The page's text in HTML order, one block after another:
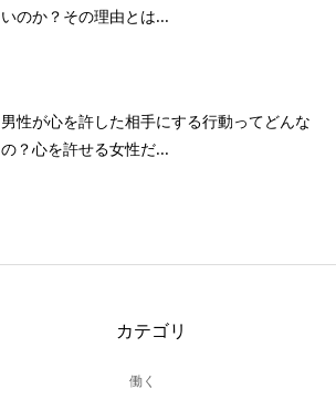
いのか？その理由とは...
男性が心を許した相手にする行動ってどんな
の？心を許せる女性だ...
カテゴリ
働く